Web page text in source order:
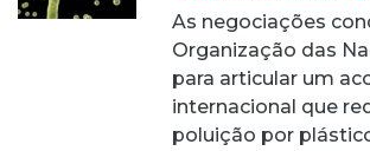
As negociações
Organização das
para articular um
internacional que
poluição por